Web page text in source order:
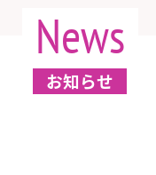
News
お知らせ